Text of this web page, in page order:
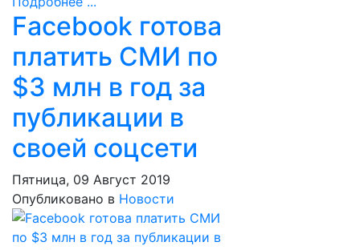
Facebook готова
платить СМИ по
$3 млн в год за
публикации в
своей соцсети
Пятница, 09 Август 2019
Опубликовано в Новости